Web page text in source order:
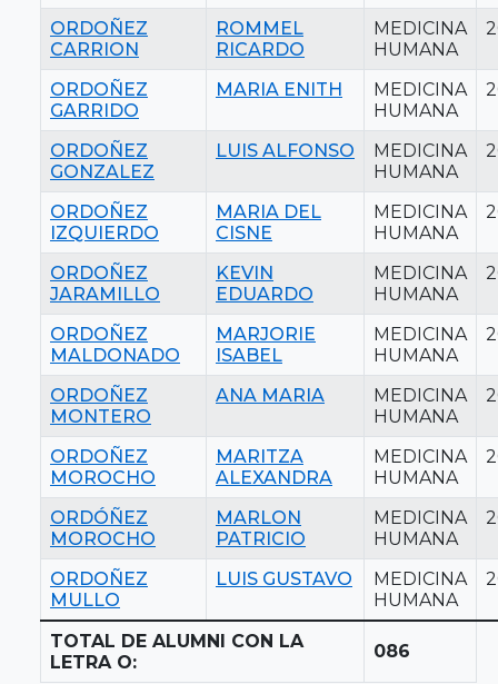
ORDOÑEZ
CARRION
ROMMEL
RICARDO
MEDICINA
HUMANA
ORDOÑEZ
GARRIDO
MARIA ENITH
MEDICINA
HUMANA
ORDOÑEZ
GONZALEZ
LUIS ALFONSO
MEDICINA
HUMANA
ORDOÑEZ
IZQUIERDO
MARIA DEL
CISNE
MEDICINA
HUMANA
ORDOÑEZ
JARAMILLO
KEVIN
EDUARDO
MEDICINA
HUMANA
ORDOÑEZ
MALDONADO
MARJORIE
ISABEL
MEDICINA
HUMANA
ORDOÑEZ
MONTERO
ANA MARIA
MEDICINA
HUMANA
ORDOÑEZ
MOROCHO
MARITZA
ALEXANDRA
MEDICINA
HUMANA
ORDÓÑEZ
MOROCHO
MARLON
PATRICIO
MEDICINA
HUMANA
ORDOÑEZ
MULLO
LUIS GUSTAVO
MEDICINA
HUMANA
TOTAL DE ALUMNI CON LA
LETRA O:
086